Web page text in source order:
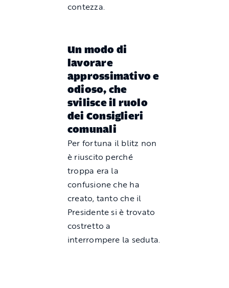
contezza.
Un modo di
lavorare
approssimativo e
odioso, che
svilisce il ruolo
dei Consiglieri
comunali
Per fortuna il blitz non
è riuscito perché
troppa era la
confusione che ha
creato, tanto che il
Presidente si è trovato
costretto a
interrompere la seduta.